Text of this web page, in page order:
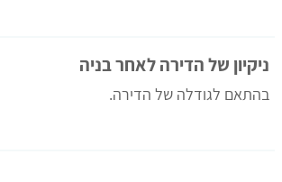
ניקיון של הדירה לאחר בניה
בהתאם לגודלה של הדירה.